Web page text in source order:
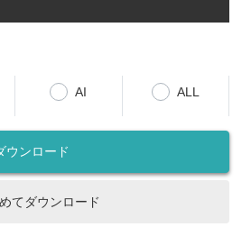
AI ALL
ウンロード
てダウンロード